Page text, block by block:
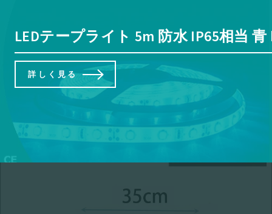
LEDテープライト 5m 防水 IP65相当
詳しく見る